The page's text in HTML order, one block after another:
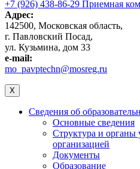
+7 (926) 438-86-29 Приемная
Адрес:
142500, Московская область,
г. Павловский Посад,
ул. Кузьмина, дом 33
e-mail:
mo_pavptechn@mosreg.ru
X
Сведения об
Основные сведения
Структура и органы
организацией
Документы
Образование